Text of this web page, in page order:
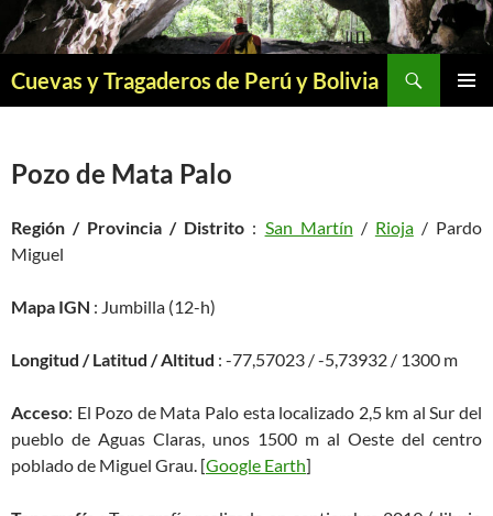
Saltar
al
Cuevas y Tragaderos de Perú y Bolivia
Pozo de Mata Palo
Región / Provincia / Distrito : San Martín / Rioja/ Pardo
Miguel
Mapa IGN : Jumbilla (12-h)
Longitud / Latitud / Altitud : -77,57023 / -5,73932 / 1300 m
Acceso: El Pozo de Mata Palo esta localizado 2,5 km al Sur del
pueblo de Aguas Claras, unos 1500 m al Oeste del centro
poblado de Miguel Grau. [Google Earth]